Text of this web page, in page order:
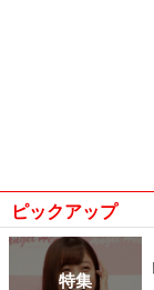
ピックアップ
特集